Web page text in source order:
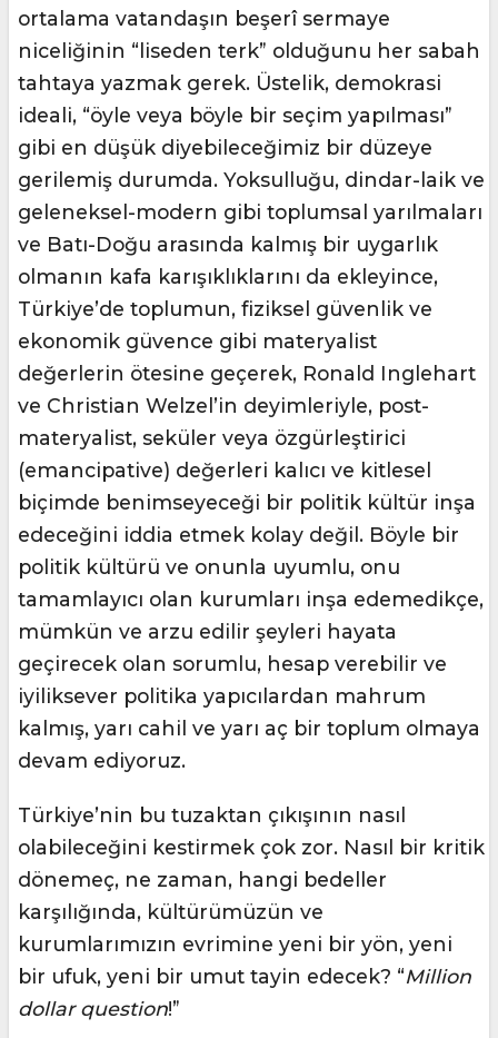
ortalama vatandaşın beşerî sermaye
niceliğinin “liseden terk” olduğunu her sabah
tahtaya yazmak gerek. Üstelik, demokrasi
ideali, “öyle veya böyle bir seçim yapılması”
gibi en düşük diyebileceğimiz bir düzeye
gerilemiş durumda. Yoksulluğu, dindar-laik ve
geleneksel-modern gibi toplumsal yarılmaları
ve Batı-Doğu arasında kalmış bir uygarlık
olmanın kafa karışıklıklarını da ekleyince,
Türkiye’de toplumun, fiziksel güvenlik ve
ekonomik güvence gibi materyalist
değerlerin ötesine geçerek, Ronald Inglehart
ve Christian Welzel’in deyimleriyle, post-
materyalist, seküler veya özgürleştirici
(emancipative) değerleri kalıcı ve kitlesel
biçimde benimseyeceği bir politik kültür inşa
edeceğini iddia etmek kolay değil. Böyle bir
politik kültürü ve onunla uyumlu, onu
tamamlayıcı olan kurumları inşa edemedikçe,
mümkün ve arzu edilir şeyleri hayata
geçirecek olan sorumlu, hesap verebilir ve
iyiliksever politika yapıcılardan mahrum
kalmış, yarı cahil ve yarı aç bir toplum olmaya
devam ediyoruz.
Türkiye’nin bu tuzaktan çıkışının nasıl
olabileceğini kestirmek çok zor. Nasıl bir kritik
dönemeç, ne zaman, hangi bedeller
karşılığında, kültürümüzün ve
kurumlarımızın evrimine yeni bir yön, yeni
bir ufuk, yeni bir umut tayin edecek? “Million
dollar question!”